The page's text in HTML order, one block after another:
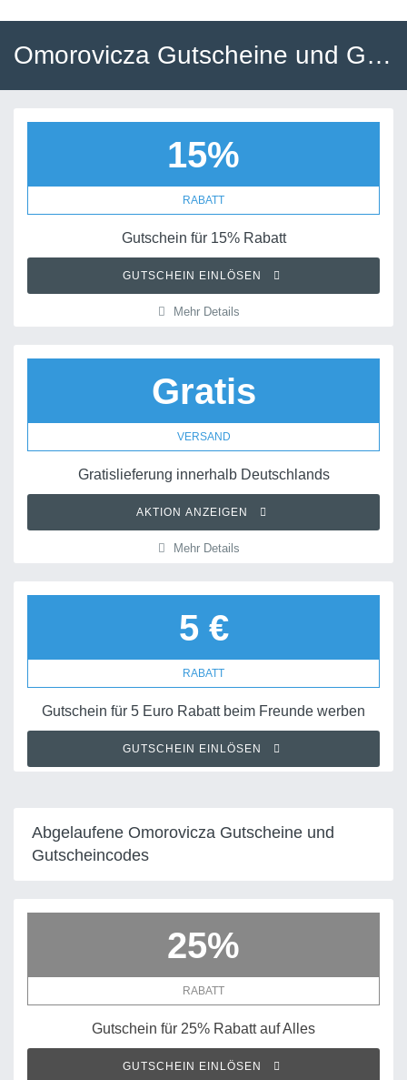
Omorovicza Gutscheine und Gutscheincodes
15%
RABATT
Gutschein für 15% Rabatt
GUTSCHEIN EINLÖSEN
Mehr Details
Gratis
VERSAND
Gratislieferung innerhalb Deutschlands
AKTION ANZEIGEN
Mehr Details
5 €
RABATT
Gutschein für 5 Euro Rabatt beim Freunde werben
GUTSCHEIN EINLÖSEN
Abgelaufene Omorovicza Gutscheine und
Gutscheincodes
25%
RABATT
Gutschein für 25% Rabatt auf Alles
GUTSCHEIN EINLÖSEN